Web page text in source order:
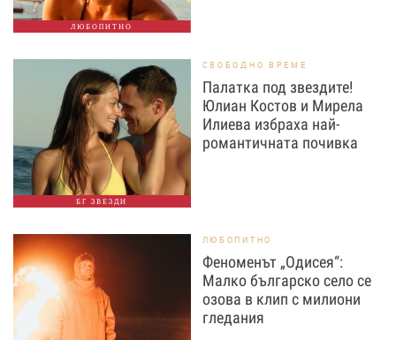
ЛЮБОПИТНО
БГ ЗВЕЗДИ
СВОБОДНО ВРЕМЕ
Палатка под звездите!
Юлиан Костов и Мирела
Илиева избраха най-
романтичната почивка
ЛЮБОПИТНО
Феноменът „Одисея“:
Малко българско село се
озова в клип с милиони
гледания